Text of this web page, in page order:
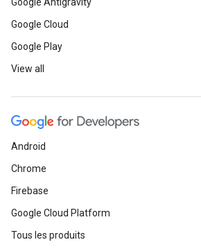
Google Antigravity
Google Cloud
Google Play
View all
Android
Chrome
Firebase
Google Cloud Platform
Tous les produits